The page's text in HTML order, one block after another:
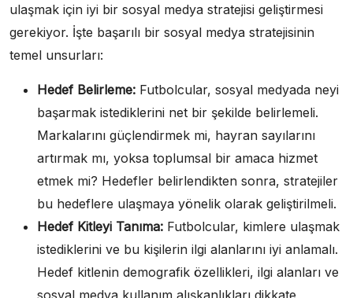
ulaşmak için iyi bir sosyal medya stratejisi geliştirmesi
gerekiyor. İşte başarılı bir sosyal medya stratejisinin
temel unsurları:
Hedef Belirleme: Futbolcular, sosyal medyada neyi
başarmak istediklerini net bir şekilde belirlemeli.
Markalarını güçlendirmek mi, hayran sayılarını
artırmak mı, yoksa toplumsal bir amaca hizmet
etmek mi? Hedefler belirlendikten sonra, stratejiler
bu hedeflere ulaşmaya yönelik olarak geliştirilmeli.
Hedef Kitleyi Tanıma: Futbolcular, kimlere ulaşmak
istediklerini ve bu kişilerin ilgi alanlarını iyi anlamalı.
Hedef kitlenin demografik özellikleri, ilgi alanları ve
sosyal medya kullanım alışkanlıkları dikkate